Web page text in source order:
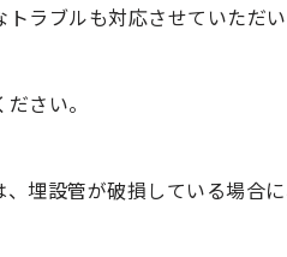
ラブルも対応させていただ
さい。
埋設管が破損している場合